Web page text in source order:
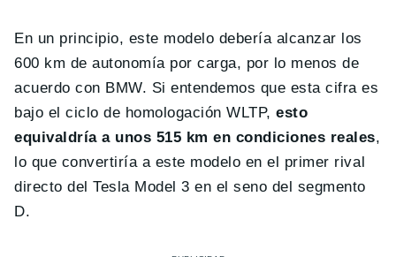
En un principio, este modelo debería alcanzar los
600 km de autonomía por carga, por lo menos de
acuerdo con BMW. Si entendemos que esta cifra es
bajo el ciclo de homologación WLTP,esto
equivaldría a unos 515 km en condiciones reales,
lo que convertiría a este modelo en el primer rival
directo del Tesla Model 3 en el seno del segmento
D.